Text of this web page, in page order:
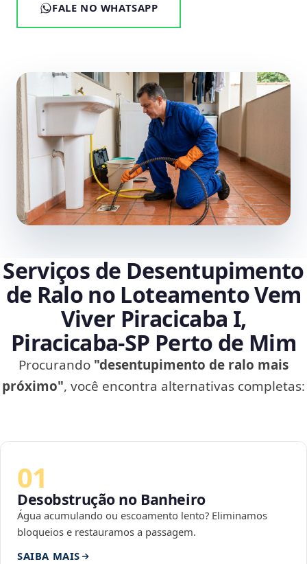
FALE NO WHATSAPP
Serviços de Desentupimento
de Ralo no Loteamento Vem
Viver Piracicaba I,
Piracicaba‑SP Perto de Mim
Procurando "desentupimento de ralo mais
próximo", você encontra alternativas completas:
01
Desobstrução no Banheiro
Água acumulando ou escoamento lento? Eliminamos
bloqueios e restauramos a passagem.
SAIBA MAIS